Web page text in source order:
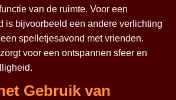
van de ruimte. Voor een
is bijvoorbeeld een andere verlichting
spelletjesavond met vrienden.
voor een ontspannen sfeer en
Gebruik van